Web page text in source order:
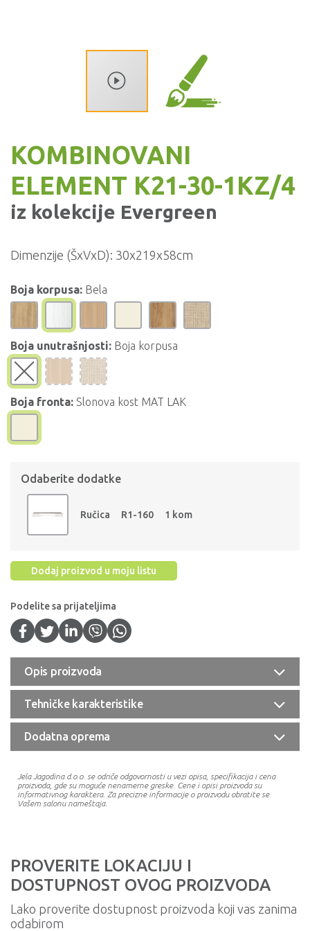
KOMBINOVANI
ELEMENT K21-30-1KZ/4
iz kolekcije Evergreen
Dimenzije (ŠxVxD): 30x219x58cm
Boja korpusa: Bela
Boja unutrašnjosti: Boja korpusa
Boja fronta: Slonova kost MAT LAK
Odaberite dodatke
Ručica R1-160 1 kom
Dodaj proizvod u moju listu
Podelite sa prijateljima
Opis proizvoda
Tehničke karakteristike
Dodatna oprema
Jela Jagodina d.o.o. se odriče odgovornosti u vezi opisa, specifikacija i cena
proizvoda, gde su moguće nenamerne greske. Cene i opisi proizvoda su
informativnog karaktera. Za precizne informacije o proizvodu obratite se
Vašem salonu nameštaja.
PROVERITE LOKACIJU I
DOSTUPNOST OVOG PROIZVODA
Lako proverite dostupnost proizvoda koji vas zanima
odabirom